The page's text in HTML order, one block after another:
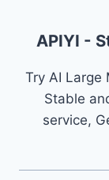
APIYI -
Try AI Large
Stable
service,